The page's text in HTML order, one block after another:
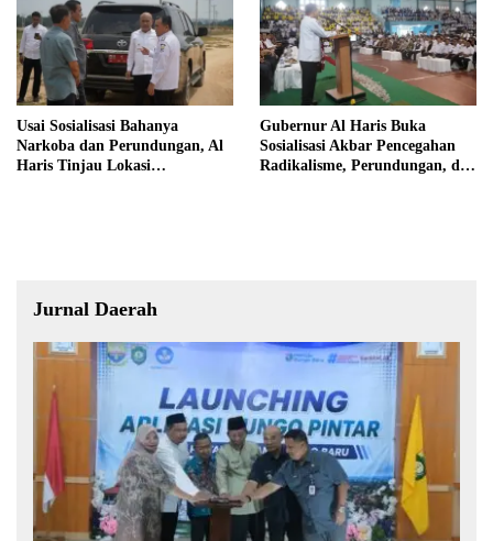
Usai Sosialisasi Bahanya
Narkoba dan Perundungan, Al
Haris Tinjau Lokasi
Gubernur Al Haris Buka
Sosialisasi Akbar Pencegahan
Radikalisme, Perundungan, dan
Jurnal Daerah